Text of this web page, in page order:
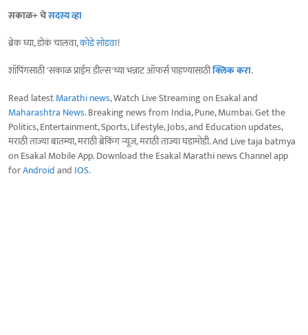
सकाळ+ चेसदस्य व्हा
ब्रेक घ्या, डोकं चालवा,कोडे सोडवा!
शॉपिंगसाठी 'सकाळ प्राईम डील्स'च्या भन्नाट ऑफर्स पाहण्यासाठीक्लिक करा.
Read latestMarathi news, Watch Live Streaming on Esakal and
Maharashtra News. Breaking news from India, Pune, Mumbai. Get the
Politics, Entertainment, Sports, Lifestyle, Jobs, and Education updates,
मराठी ताज्या बातम्या, मराठी ब्रेकिंग न्यूज, मराठी ताज्या घडामोडी. And Live taja batmya
on Esakal Mobile App. Download the Esakal Marathi news Channel app
forAndroidand IOS.